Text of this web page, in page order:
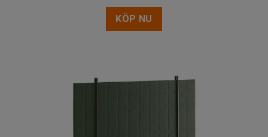
KÖP NU